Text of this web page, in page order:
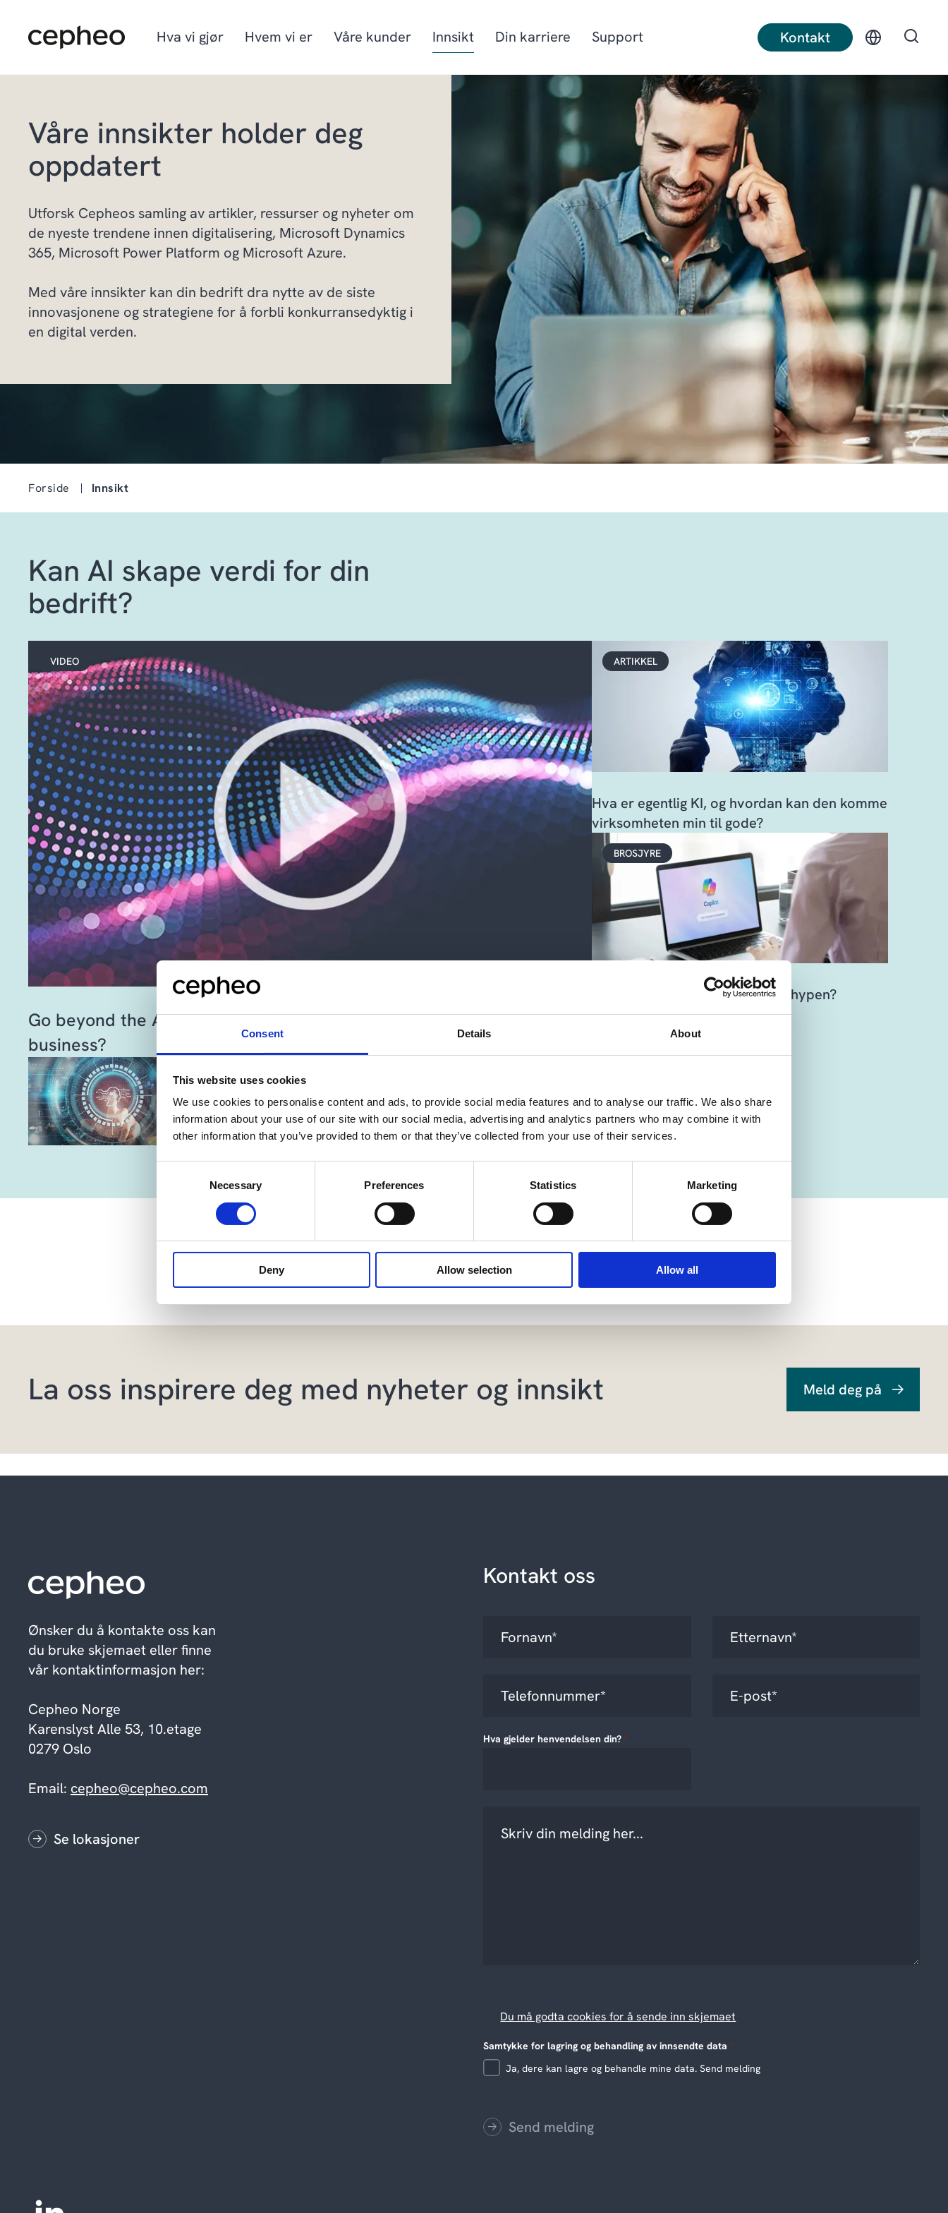
Consent Details About
This website uses cookies
We use cookies to personalise content and ads, to provide social media features and to analyse our traffic. We also share
information about your use of our site with our social media, advertising and analytics partners who may combine it with
other information that you’ve provided to them or that they’ve collected from your use of their services.
Necessary Preferences Statistics Marketing
Deny Allow selection Allow all
hovedinnhold
Hva vi gjør
Industrier Produksjon Prosjektorientert produksjon
Diskret produksjon
Mat & drikke
Fiskeri- og havbruksnæring
Bygg
Løsninger
Cepheo Evergreen
Hvem vi er
Vi er Cepheo
Hvordan vi jobber
Våre kunder Innsikt Din karriere
Ledige stillinger
Graduate program
Support Kontakt
Våre innsikter holder deg
oppdatert
Utforsk Cepheos samling av artikler, ressurser og nyheter om
de nyeste trendene innen digitalisering, Microsoft Dynamics
365, Microsoft Power Platform og Microsoft Azure.
Med våre innsikter kan din bedrift dra nytte av de siste
innovasjonene og strategiene for å forbli konkurransedyktig i
en digital verden.
Forside Innsikt
Kan AI skape verdi for din
bedrift?
Go beyond the AI buzz - what’s in it for your
business?
VIDEO
Hva er egentlig KI, og hvordan kan den komme
virksomheten min til gode?
ARTIKKEL
Lever Microsoft Copilot opp til hypen?
BROSJYRE
En praktisk guide til potensialet som ligger i
KI
ARTIKKEL
La oss inspirere deg med nyheter og innsikt Meld deg på
Ønsker du å kontakte oss kan
du bruke skjemaet eller finne
vår kontaktinformasjon her:
Cepheo Norge
Karenslyst Alle 53, 10.etage
0279 Oslo
Email: cepheo@cepheo.com
Se lokasjoner
Kontakt oss
Hva gjelder henvendelsen din?*
Du må godta cookies for å sende inn skjemaet
Samtykke for lagring og behandling av innsendte data*
Ja, dere kan lagre og behandle mine data. Send melding
Send melding